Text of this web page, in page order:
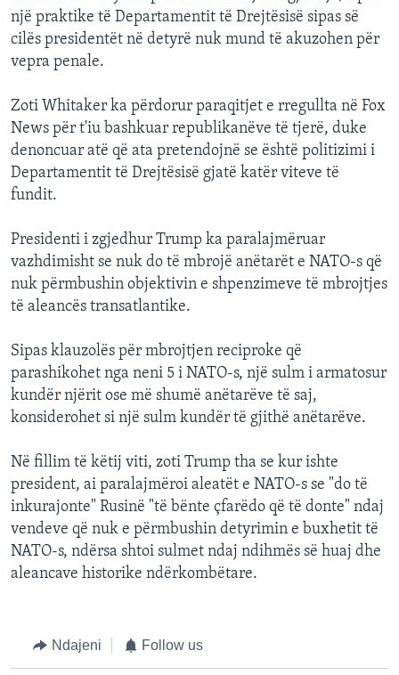
një praktike të Departamentit të Drejtësisë sipas së
cilës presidentët në detyrë nuk mund të akuzohen për
vepra penale.
Zoti Whitaker ka përdorur paraqitjet e rregullta në Fox
News për t'iu bashkuar republikanëve të tjerë, duke
denoncuar atë që ata pretendojnë se është politizimi i
Departamentit të Drejtësisë gjatë katër viteve të
fundit.
Presidenti i zgjedhur Trump ka paralajmëruar
vazhdimisht se nuk do të mbrojë anëtarët e NATO-s që
nuk përmbushin objektivin e shpenzimeve të mbrojtjes
të aleancës transatlantike.
Sipas klauzolës për mbrojtjen reciproke që
parashikohet nga neni 5 i NATO-s, një sulm i armatosur
kundër njërit ose më shumë anëtarëve të saj,
konsiderohet si një sulm kundër të gjithë anëtarëve.
Në fillim të këtij viti, zoti Trump tha se kur ishte
president, ai paralajmëroi aleatët e NATO-s se "do të
inkurajonte" Rusinë "të bënte çfarëdo që të donte" ndaj
vendeve që nuk e përmbushin detyrimin e buxhetit të
NATO-s, ndërsa shtoi sulmet ndaj ndihmës së huaj dhe
aleancave historike ndërkombëtare.
Ndajeni Follow us